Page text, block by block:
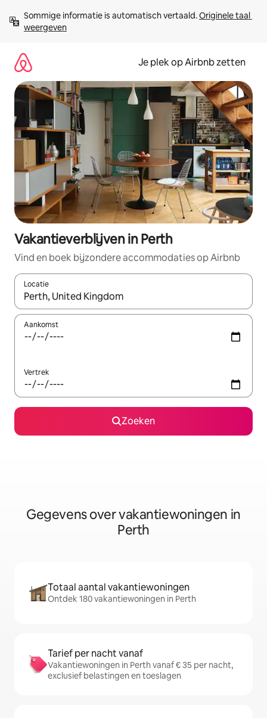
direct
naar
Sommige informatie is automatisch vertaald. Originele taal
weergeven
Je plek op Airbnb zetten
Vakantieverblijven in Perth
Vind en boek bijzondere accommodaties op Airbnb
Locatie
Wanneer er resultaten beschikbaar zijn, maak je een keuze
Aankomst
Vertrek
Zoeken
Gegevens over vakantiewoningen in
Perth
Totaal aantal vakantiewoningen
Ontdek 180 vakantiewoningen in Perth
Tarief per nacht vanaf
Vakantiewoningen in Perth vanaf € 35 per nacht,
exclusief belastingen en toeslagen